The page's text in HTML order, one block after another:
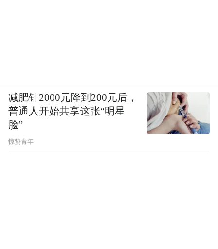
减肥针2000元降到200元后，
普通人开始共享这张“明星
脸”
惊蛰青年